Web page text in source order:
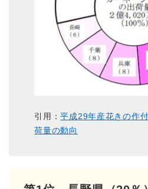
引用：平成29年産花きの作
荷量の動向